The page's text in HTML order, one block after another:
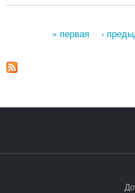
« первая ‹